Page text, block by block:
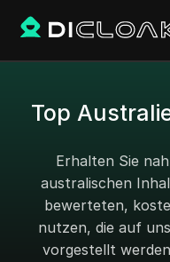
Top
Erhalten Sie
australischen
bewerteten,
nutzen, die auf
vorgestellt